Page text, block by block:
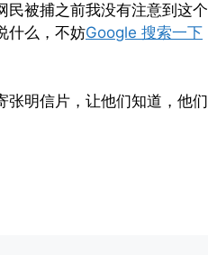
民被捕之前我没有注意到这个
什么，不妨Google 搜索一下
张明信片，让他们知道，他们